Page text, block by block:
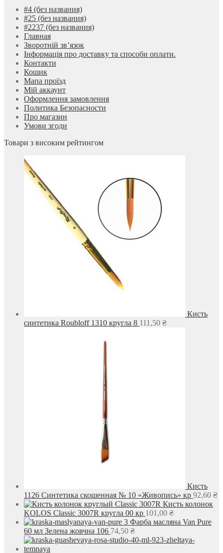
#4 (без названия)
#25 (без названия)
#2237 (без названия)
Главная
Зворотній зв’язок
Інформація про доставку та способи оплати.
Контакти
Кошик
Мапа проїзд
Мій аккаунт
Оформлення замовлення
Политика Безопасности
Про магазин
Умови згоди
Товари з високим рейтингом
Кисть
синтетика Roubloff 1310 кругла 8 111,50 ₴
Кисть
1126 Синтетика скошенная № 10 «Живопись» кр 92,60 ₴
Кисть колонок
KOLOS Classic 3007R кругла 00 кр 101,00 ₴
Фарба масляна Van Pure
60 мл Зелена жовчна 106 74,50 ₴